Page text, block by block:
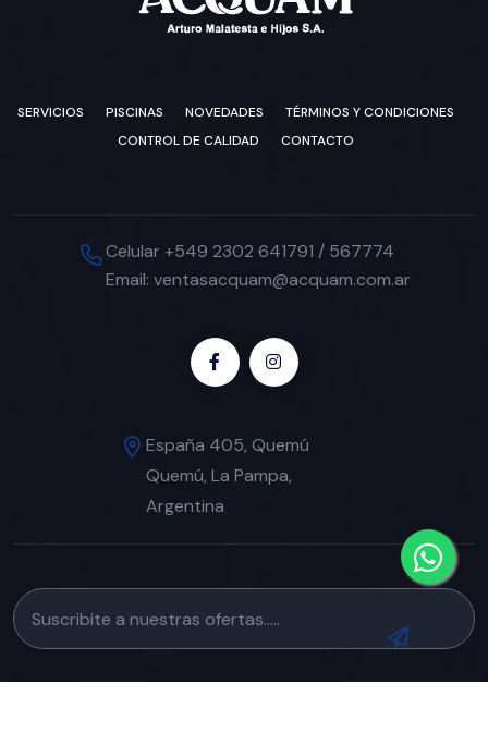
SERVICIOS PISCINAS NOVEDADES
TÉRMINOS Y CONDICIONES
CONTROL DE CALIDAD
CONTACTO
Celular +549 2302 641791 / 567774
Email: ventasacquam@acquam.com.ar
España 405, Quemú
Quemú, La Pampa,
Argentina